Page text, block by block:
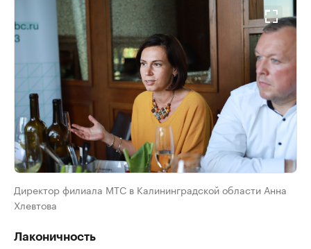
Директор филиала МТС в Калининградской области Анна
Хлевтова
Лаконичность